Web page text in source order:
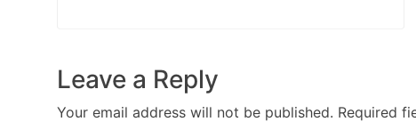
Leave a Reply
Your email address will not be published. Required